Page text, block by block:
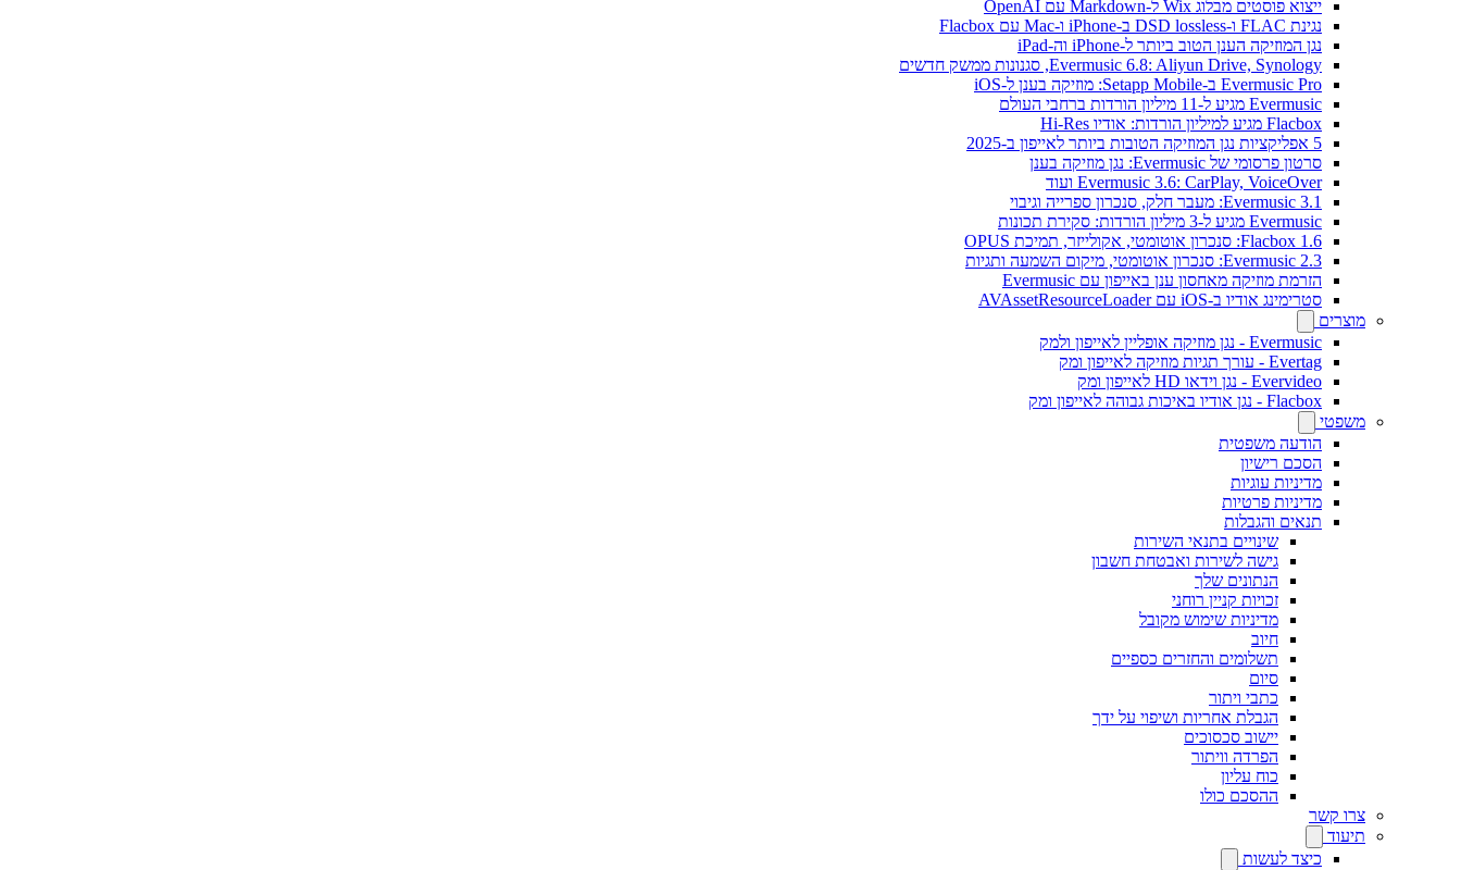
ייצוא פוסטים מבלוג Wix ל-Markdown עם OpenAI
נגינת FLAC ו-DSD lossless ב-iPhone ו-Mac עם Flacbox
נגן המוזיקה הענן הטוב ביותר ל-iPhone וה-iPad
Evermusic 6.8: Aliyun Drive, Synology, סגנונות ממשק חדשים
Evermusic Pro ב-Setapp Mobile: מוזיקה בענן ל-iOS
Evermusic מגיע ל-11 מיליון הורדות ברחבי העולם
Flacbox מגיע למיליון הורדות: אודיו Hi-Res
5 אפליקציות נגן המוזיקה הטובות ביותר לאייפון ב-2025
סרטון פרסומי של Evermusic: נגן מוזיקה בענן
Evermusic 3.6: CarPlay, VoiceOver ועוד
Evermusic 3.1: מעבר חלק, סנכרון ספרייה וגיבוי
Evermusic מגיע ל-3 מיליון הורדות: סקירת תכונות
Flacbox 1.6: סנכרון אוטומטי, אקולייזר, תמיכת OPUS
Evermusic 2.3: סנכרון אוטומטי, מיקום השמעה ותגיות
הזרמת מוזיקה מאחסון ענן באייפון עם Evermusic
סטרימינג אודיו ב-iOS עם AVAssetResourceLoader
מוצרים
Evermusic - נגן מוזיקה אופליין לאייפון ולמק
Evertag - עורך תגיות מוזיקה לאייפון ומק
Evervideo - נגן וידאו HD לאייפון ומק
Flacbox - נגן אודיו באיכות גבוהה לאייפון ומק
משפטי
הודעה משפטית
הסכם רישיון
מדיניות עוגיות
מדיניות פרטיות
תנאים והגבלות
שינויים בתנאי השירות
גישה לשירות ואבטחת חשבון
הנתונים שלך
זכויות קניין רוחני
מדיניות שימוש מקובל
חיוב
תשלומים והחזרים כספיים
סיום
כתבי ויתור
הגבלת אחריות ושיפוי על ידך
יישוב סכסוכים
הפרדה וויתור
כוח עליון
ההסכם כולו
צרו קשר
תיעוד
כיצד לעשות